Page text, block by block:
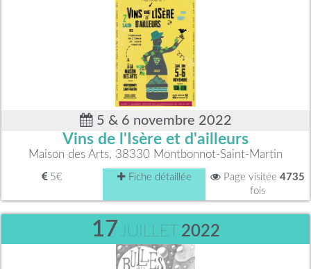
5 & 6 novembre 2022
Vins de l'Isère et d'ailleurs
Maison des Arts, 38330 Montbonnot-Saint-Martin
5€ Fiche détaillée Page visitée 4735
fois
17 JUILLET 2022